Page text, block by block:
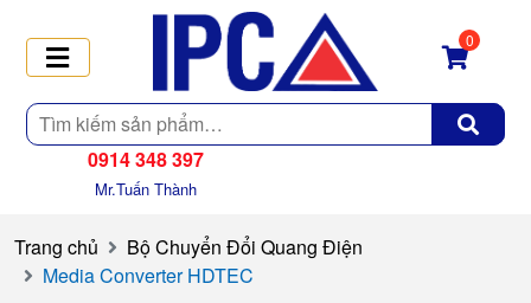
Tìm
kiếm
0
0914 348 397
Mr.Tuấn Thành
Trang chủ
Bộ Chuyển Đổi Quang Điện
Media Converter HDTEC